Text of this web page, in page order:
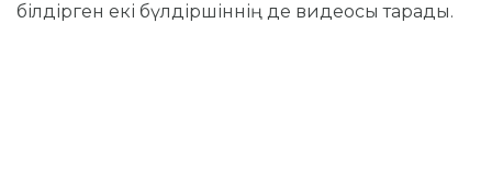
білдірген екі бүлдіршіннің де видеосы тарады.